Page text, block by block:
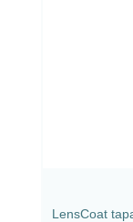
LensCoat